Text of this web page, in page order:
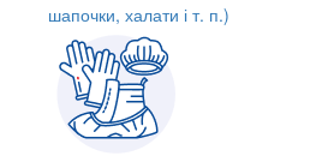
шапочки, халати і т. п.)